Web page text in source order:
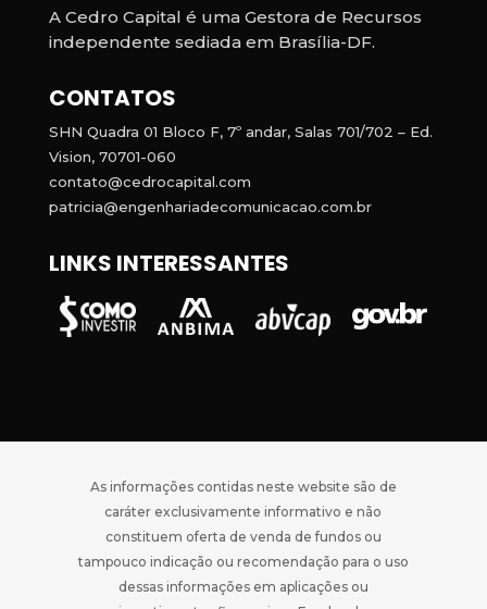
A Cedro Capital é uma Gestora de Recursos
independente sediada em Brasília-DF.
CONTATOS
SHN Quadra 01 Bloco F, 7º andar, Salas 701/702 – Ed.
Vision, 70701-060
contato@cedrocapital.com
patricia@engenhariadecomunicacao.com.br
LINKS INTERESSANTES
As informações contidas neste website são de
caráter exclusivamente informativo e não
constituem oferta de venda de fundos ou
tampouco indicação ou recomendação para o uso
dessas informações em aplicações ou